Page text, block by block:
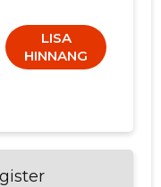
LISA
HINNANG